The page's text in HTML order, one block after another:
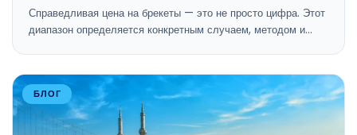
Справедливая цена на брекеты — это не просто цифра. Этот
диапазон определяется конкретным случаем, методом и…
БЛОГ